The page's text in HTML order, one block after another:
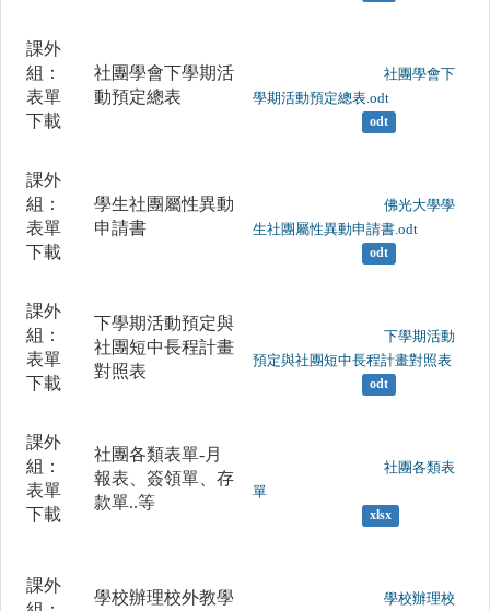
課外
組：
表單
下載
社團學會下學期活
動預定總表
學期活動預定總表.odt
odt
課外
組：
表單
下載
學生社團屬性異動
申請書
生社團屬性異動申請書.odt
odt
課外
組：
表單
下載
下學期活動預定與
社團短中長程計畫
對照表
預定與社團短中長程計畫對照表
odt
課外
組：
表單
下載
社團各類表單-月
報表、簽領單、存
款單..等
單
xlsx
課外
學校辦理校外教學